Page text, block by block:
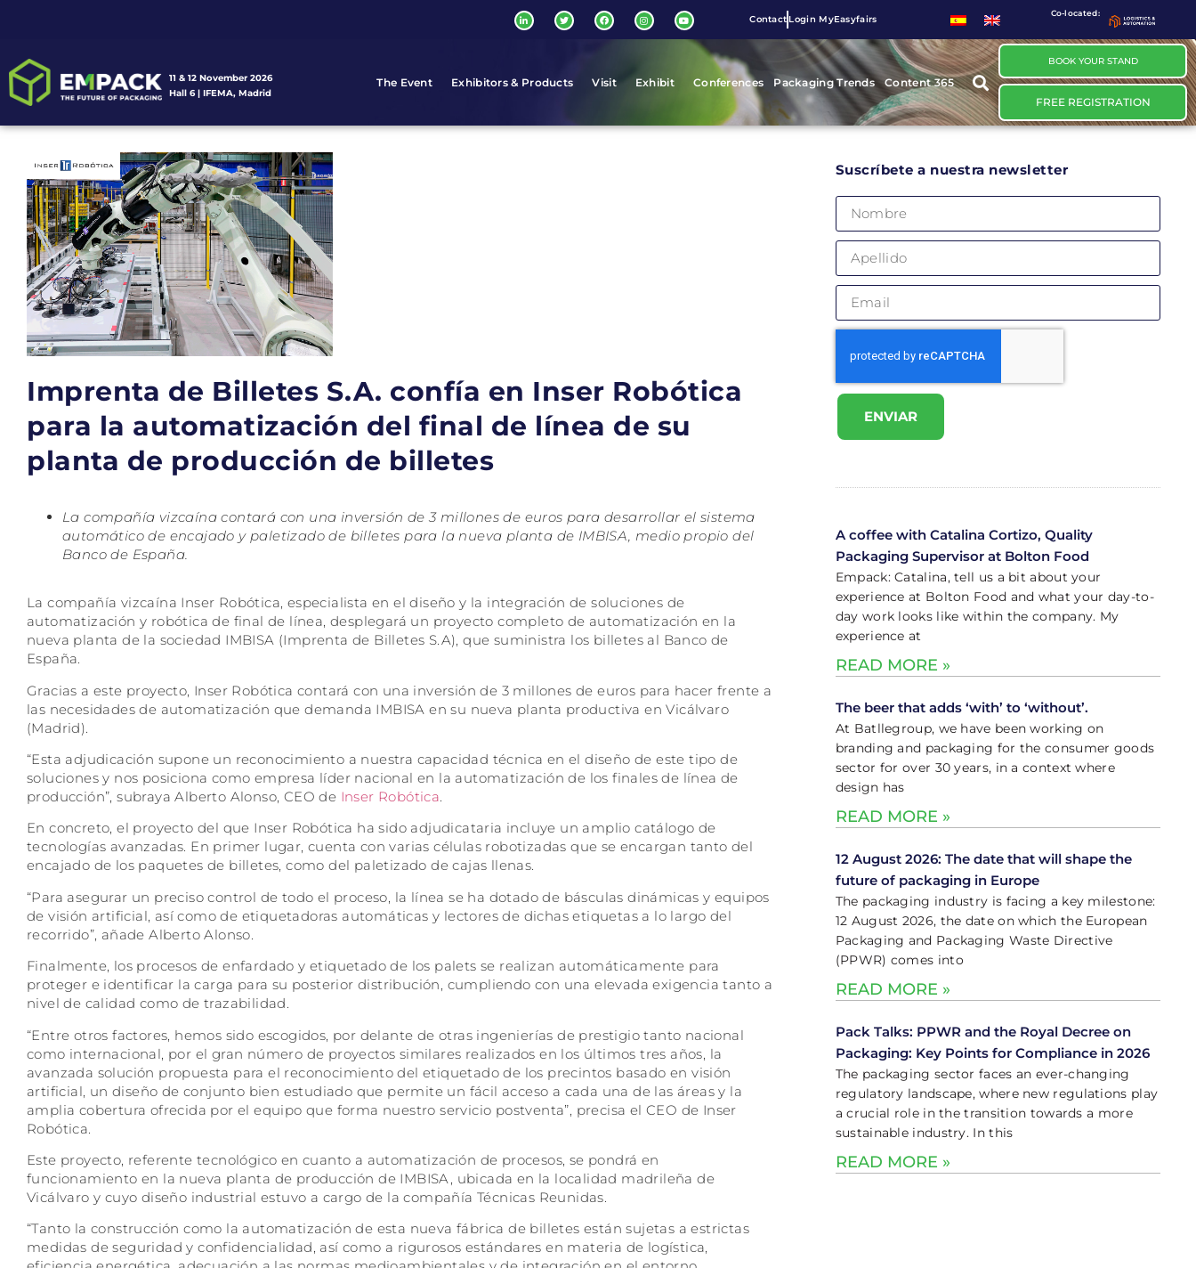
Contact Login MyEasyfairs
Co-located:
11 & 12 November 2026
Hall 6 | IFEMA, Madrid
The Event Exhibitors & Products Visit Exhibit Conferences Packaging Trends Content 365
BOOK YOUR STAND
FREE REGISTRATION
Imprenta de Billetes S.A. confía en Inser Robótica
para la automatización del final de línea de su
planta de producción de billetes
La compañía vizcaína contará con una inversión de 3 millones de euros para desarrollar el sistema
automático de encajado y paletizado de billetes para la nueva planta de IMBISA, medio propio del
Banco de España.
La compañía vizcaína Inser Robótica, especialista en el diseño y la integración de soluciones de
automatización y robótica de final de línea, desplegará un proyecto completo de automatización en la
nueva planta de la sociedad IMBISA (Imprenta de Billetes S.A), que suministra los billetes al Banco de
España.
Gracias a este proyecto, Inser Robótica contará con una inversión de 3 millones de euros para hacer frente a
las necesidades de automatización que demanda IMBISA en su nueva planta productiva en Vicálvaro
(Madrid).
“Esta adjudicación supone un reconocimiento a nuestra capacidad técnica en el diseño de este tipo de
soluciones y nos posiciona como empresa líder nacional en la automatización de los finales de línea de
producción”, subraya Alberto Alonso, CEO de Inser Robótica.
En concreto, el proyecto del que Inser Robótica ha sido adjudicataria incluye un amplio catálogo de
tecnologías avanzadas. En primer lugar, cuenta con varias células robotizadas que se encargan tanto del
encajado de los paquetes de billetes, como del paletizado de cajas llenas.
“Para asegurar un preciso control de todo el proceso, la línea se ha dotado de básculas dinámicas y equipos
de visión artificial, así como de etiquetadoras automáticas y lectores de dichas etiquetas a lo largo del
recorrido”, añade Alberto Alonso.
Finalmente, los procesos de enfardado y etiquetado de los palets se realizan automáticamente para
proteger e identificar la carga para su posterior distribución, cumpliendo con una elevada exigencia tanto a
nivel de calidad como de trazabilidad.
“Entre otros factores, hemos sido escogidos, por delante de otras ingenierías de prestigio tanto nacional
como internacional, por el gran número de proyectos similares realizados en los últimos tres años, la
avanzada solución propuesta para el reconocimiento del etiquetado de los precintos basado en visión
artificial, un diseño de conjunto bien estudiado que permite un fácil acceso a cada una de las áreas y la
amplia cobertura ofrecida por el equipo que forma nuestro servicio postventa”, precisa el CEO de Inser
Robótica.
Este proyecto, referente tecnológico en cuanto a automatización de procesos, se pondrá en
funcionamiento en la nueva planta de producción de IMBISA, ubicada en la localidad madrileña de
Vicálvaro y cuyo diseño industrial estuvo a cargo de la compañía Técnicas Reunidas.
“Tanto la construcción como la automatización de esta nueva fábrica de billetes están sujetas a estrictas
medidas de seguridad y confidencialidad, así como a rigurosos estándares en materia de logística,
Suscríbete a nuestra newsletter
ENVIAR
A coffee with Catalina Cortizo, Quality
Packaging Supervisor at Bolton Food
Empack: Catalina, tell us a bit about your
experience at Bolton Food and what your day-to-
day work looks like within the company. My
experience at
READ MORE »
The beer that adds ‘with’ to ‘without’.
At Batllegroup, we have been working on
branding and packaging for the consumer goods
sector for over 30 years, in a context where
design has
READ MORE »
12 August 2026: The date that will shape the
future of packaging in Europe
The packaging industry is facing a key milestone:
12 August 2026, the date on which the European
Packaging and Packaging Waste Directive
(PPWR) comes into
READ MORE »
Pack Talks: PPWR and the Royal Decree on
Packaging: Key Points for Compliance in 2026
The packaging sector faces an ever-changing
regulatory landscape, where new regulations play
a crucial role in the transition towards a more
sustainable industry. In this
READ MORE »